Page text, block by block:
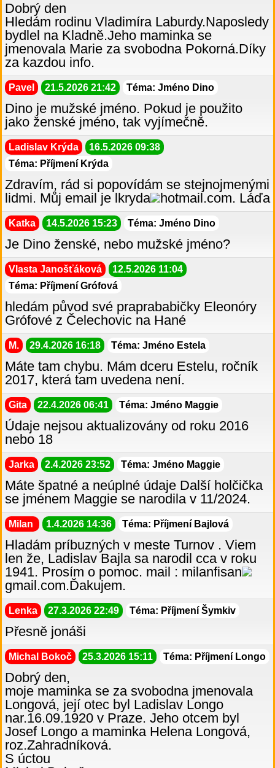
Dobrý den
Hledám rodinu Vladimíra Laburdy.Naposledy
bydlel na Kladně.Jeho maminka se
jmenovala Marie za svobodna Pokorná.Díky
za kazdou info.
Pavel 21.5.2026 21:42 Téma: Jméno Dino
Dino je mužské jméno. Pokud je použito
jako ženské jméno, tak vyjímečně.
Ladislav Krýda
16.5.2026 09:38
Téma: Příjmení Krýda
Zdravím, rád si popovídám se stejnojmenými
lidmi. Můj email je lkryda
hotmail.com. Láďa
Katka 14.5.2026 15:23 Téma: Jméno Dino
Je Dino ženské, nebo mužské jméno?
Vlasta Janošťáková
12.5.2026 11:04
Téma: Příjmení Grófová
hledám původ své praprababičky Eleonóry
Grófové z Čelechovic na Hané
M. 29.4.2026 16:18 Téma: Jméno Estela
Máte tam chybu. Mám dceru Estelu, ročník
2017, která tam uvedena není.
Gita 22.4.2026 06:41 Téma: Jméno Maggie
Údaje nejsou aktualizovány od roku 2016
nebo 18
Jarka 2.4.2026 23:52 Téma: Jméno Maggie
Máte špatné a neúplné údaje Další holčička
se jménem Maggie se narodila v 11/2024.
Milan 1.4.2026 14:36 Téma: Příjmení Bajlová
Hladám príbuzných v meste Turnov . Viem
len že, Ladislav Bajla sa narodil cca v roku
1941. Prosím o pomoc. mail : milanfisan
gmail.com.Ďakujem.
Lenka 27.3.2026 22:49 Téma: Příjmení Šymkiv
Přesně jonáši
Michal Bokoč 25.3.2026 15:11 Téma: Příjmení Longo
Dobrý den,
moje maminka se za svobodna jmenovala
Longová, její otec byl Ladislav Longo
nar.16.09.1920 v Praze. Jeho otcem byl
Josef Longo a maminka Helena Longová,
roz.Zahradníková.
S úctou